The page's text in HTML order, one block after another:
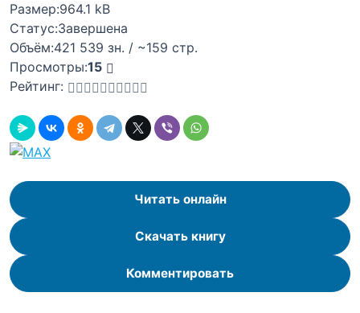
Размер:964.1 kB
Статус:Завершена
Объём:421 539 зн. / ~159 стр.
Просмотры:15
Рейтинг:
Читать онлайн
Скачать книгу
Комментировать